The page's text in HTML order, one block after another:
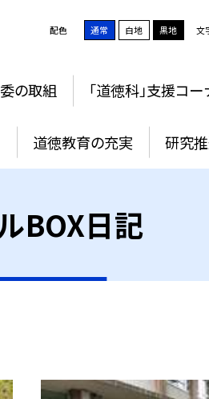
配色 通常 白地 黒地 文
の取組 「道徳科」支援コ
道徳教育の充実 研究
BOX日記